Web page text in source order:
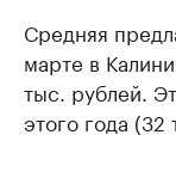
Средняя
марте в
тыс. рублей.
этого года (32